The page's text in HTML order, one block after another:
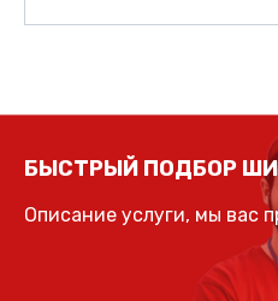
БЫСТРЫЙ ПОДБОР
Описание услуги, мы вас